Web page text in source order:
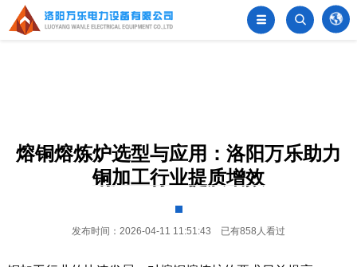
󦂺


熔铜熔炼炉选型与应用：洛阳万乐助力
铜加工行业提质增效
发布时间：2026-04-11 11:51:43 已有858人看过